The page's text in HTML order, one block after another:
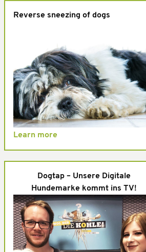
Reverse sneezing of dogs
Learn more
Dogtap – Unsere Digitale
Hundemarke kommt ins TV!